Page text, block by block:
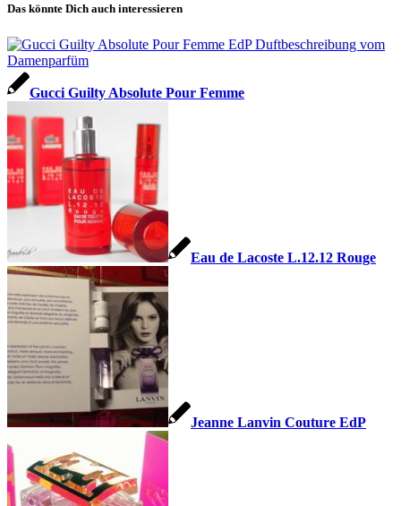
Das könnte Dich auch interessieren
Gucci Guilty Absolute Pour Femme
Eau de Lacoste L.12.12 Rouge
Jeanne Lanvin Couture EdP